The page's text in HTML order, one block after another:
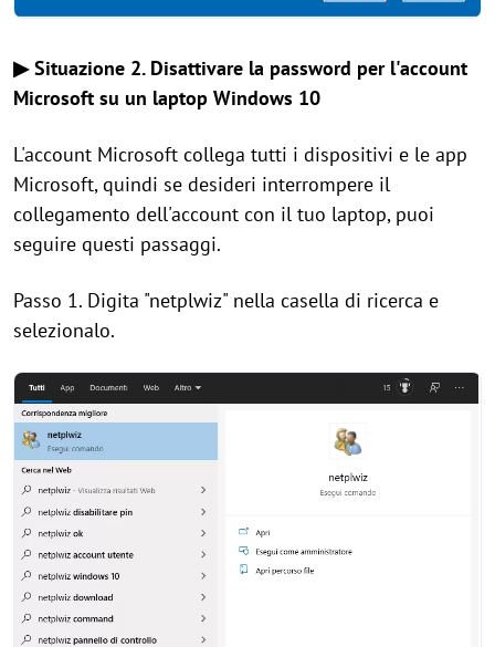
▶ Situazione 2. Disattivare la password per l'account
Microsoft su un laptop Windows 10
L'account Microsoft collega tutti i dispositivi e le app
Microsoft, quindi se desideri interrompere il
collegamento dell'account con il tuo laptop, puoi
seguire questi passaggi.
Passo 1. Digita "netplwiz" nella casella di ricerca e
selezionalo.